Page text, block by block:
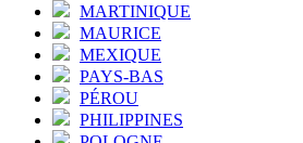
MARTINIQUE
MAURICE
MEXIQUE
PAYS-BAS
PÉROU
PHILIPPINES